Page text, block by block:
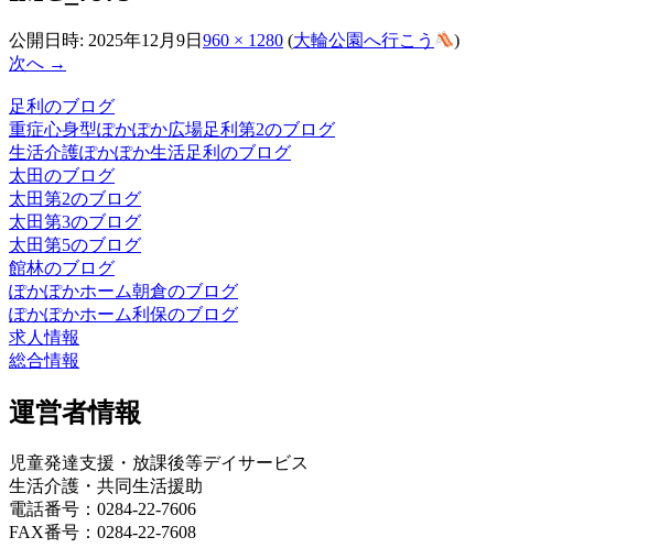
公開日時: 2025年12月9日 960 × 1280 (大輪公園へ行こう
)
次へ →
足利のブログ
重症心身型ぽかぽか広場足利第2のブログ
生活介護ぽかぽか生活足利のブログ
太田のブログ
太田第2のブログ
太田第3のブログ
太田第5のブログ
館林のブログ
ぽかぽかホーム朝倉のブログ
ぽかぽかホーム利保のブログ
求人情報
総合情報
運営者情報
児童発達支援・放課後等デイサービス
生活介護・共同生活援助
電話番号：0284-22-7606
FAX番号：0284-22-7608